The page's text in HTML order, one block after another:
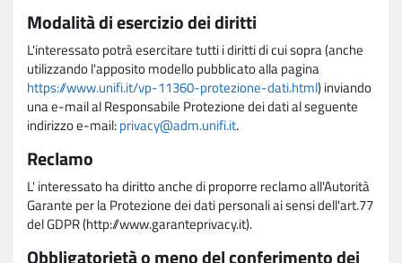
Modalità di esercizio dei diritti
L'interessato potrà esercitare tutti i diritti di cui sopra (anche
utilizzando l'apposito modello pubblicato alla pagina
https://www.unifi.it/vp-11360-protezione-dati.html) inviando
una e-mail al Responsabile Protezione dei dati al seguente
indirizzo e-mail:privacy@adm.unifi.it.
Reclamo
L' interessato ha diritto anche di proporre reclamo all'Autorità
Garante per la Protezione dei dati personali ai sensi dell'art.77
del GDPR (http://www.garanteprivacy.it).
Obbligatorietà o meno del conferimento dei